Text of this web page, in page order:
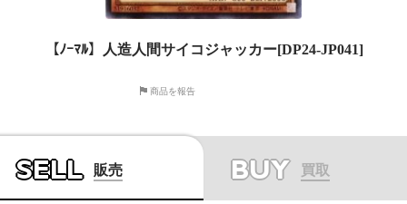
【ﾉｰﾏﾙ】人造人間サイコジャッカー[DP24-JP041]
商品を報告
SELL 販売 BUY 買取